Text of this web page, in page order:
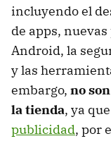
incluyendo el
de apps,
Android, la
y las
embargo, no
la tienda, ya
publicidad, por